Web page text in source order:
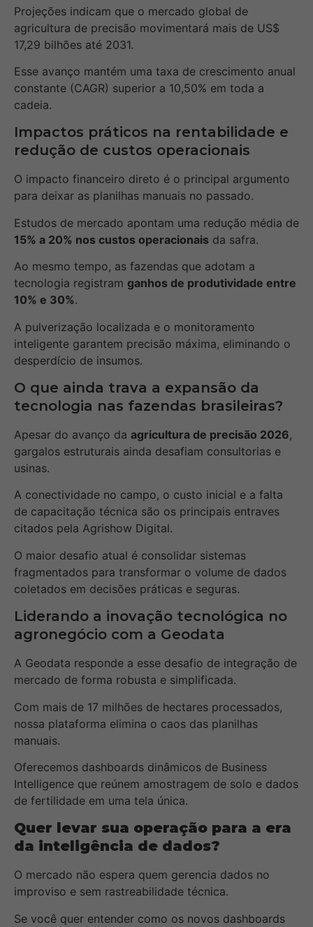
Projeções indicam que o mercado global de
agricultura de precisão movimentará mais de US$
17,29 bilhões até 2031.
Esse avanço mantém uma taxa de crescimento anual
constante (CAGR) superior a 10,50% em toda a
cadeia.
Impactos práticos na rentabilidade e
redução de custos operacionais
O impacto financeiro direto é o principal argumento
para deixar as planilhas manuais no passado.
Estudos de mercado apontam uma redução média de
15% a 20% nos custos operacionais da safra.
Ao mesmo tempo, as fazendas que adotam a
tecnologia registram ganhos de produtividade entre
10% e 30%.
A pulverização localizada e o monitoramento
inteligente garantem precisão máxima, eliminando o
desperdício de insumos.
O que ainda trava a expansão da
tecnologia nas fazendas brasileiras?
Apesar do avanço da agricultura de precisão 2026,
gargalos estruturais ainda desafiam consultorias e
usinas.
A conectividade no campo, o custo inicial e a falta
de capacitação técnica são os principais entraves
citados pela Agrishow Digital.
O maior desafio atual é consolidar sistemas
fragmentados para transformar o volume de dados
coletados em decisões práticas e seguras.
Liderando a inovação tecnológica no
agronegócio com a Geodata
A Geodata responde a esse desafio de integração de
mercado de forma robusta e simplificada.
Com mais de 17 milhões de hectares processados,
nossa plataforma elimina o caos das planilhas
manuais.
Oferecemos dashboards dinâmicos de Business
Intelligence que reúnem amostragem de solo e dados
de fertilidade em uma tela única.
Quer levar sua operação para a era
da inteligência de dados?
O mercado não espera quem gerencia dados no
improviso e sem rastreabilidade técnica.
Se você quer entender como os novos dashboards